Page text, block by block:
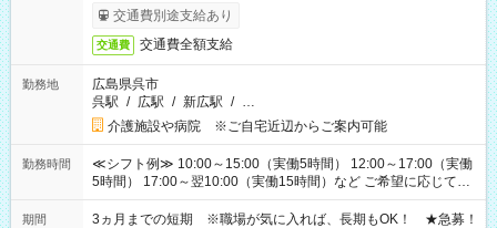
交通費別途支給あり
交通費 交通費全額支給
勤務地
広島県呉市
呉駅 / 広駅 / 新広駅 / …
介護施設や病院 ※ご自宅近辺からご案内可能
勤務時間
≪シフト例≫ 10:00～15:00（実働5時間） 12:00～17:00（実働
5時間） 17:00～翌10:00（実働15時間）など ご希望に応じて、
働く時間は調整できます！ お気軽に担当へ相談ください！
期間
3ヵ月までの短期 ※職場が気に入れば、長期もOK！ ★急募！